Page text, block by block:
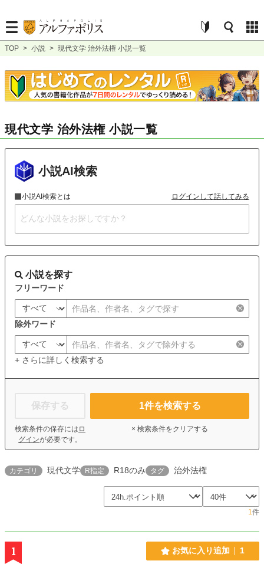
TOP > 小説 > 現代文学 治外法権 小説一覧
現代文学 治外法権 小説一覧
小説AI検索
小説AI検索とは ログインして話してみる
小説を探す
フリーワード
除外ワード
+ さらに詳しく検索する
保存する
検索条件の保存には ロ
グインが必要です。
1件を検索する
× 検索条件をクリアする
カテゴリ 現代文学 R指定 R18のみ タグ 治外法権
1件
1 お気に入り追加 1